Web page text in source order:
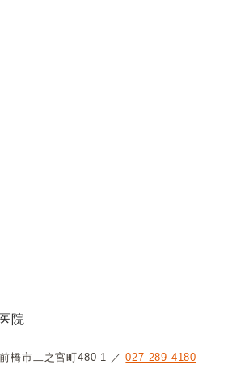
橋市二之宮町480-1 ／027-289-4180